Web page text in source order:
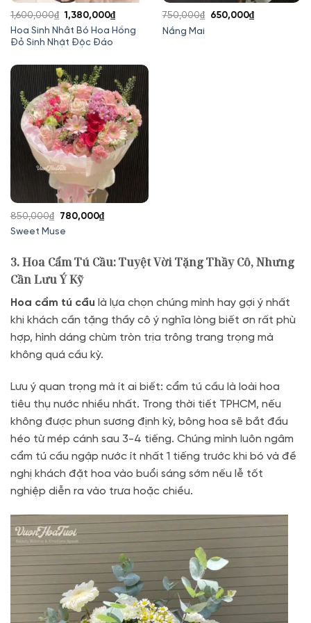
Hoa Sinh Nhât Bó Hoa Hồng
Đỏ Sinh Nhật Độc Đáo
1,600,000₫ Giá
gốc
là:
1,380,000₫Giá
hiện
1,380,000₫.
Nắng Mai
750,000₫
Giá
650,000₫Giá
Sweet Muse
850,000₫
Giá
gốc
850,000₫.
780,000₫Giá
là:
780,000₫.
3. Hoa Cẩm Tú Cầu: Tuyệt Vời Tặng Thầy Cô, Nhưng
Cần Lưu Ý Kỹ
Hoa cẩm tú cầu là lựa chọn chúng mình hay gợi ý nhất
khi khách cần tặng thầy cô ý nghĩa lòng biết ơn rất phù
hợp, hình dáng chùm tròn trịa trông trang trọng mà
không quá cầu kỳ.
Lưu ý quan trọng mà ít ai biết: cẩm tú cầu là loài hoa
tiêu thụ nước nhiều nhất. Trong thời tiết TPHCM, nếu
không được phun sương định kỳ, bông hoa sẽ bắt đầu
héo từ mép cánh sau 3-4 tiếng. Chúng mình luôn ngâm
cẩm tú cầu ngập nước ít nhất 1 tiếng trước khi bó và đề
nghị khách đặt hoa vào buổi sáng sớm nếu lễ tốt
nghiệp diễn ra vào trưa hoặc chiều.